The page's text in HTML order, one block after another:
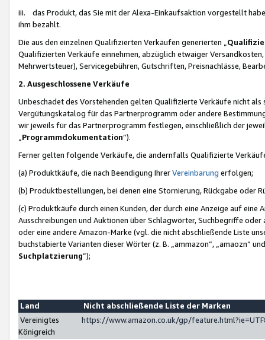
iii. das Produkt, das Sie mit der Alexa-Einkaufsaktion vorgestellt
ihm bezahlt.
Die aus den einzelnen Qualifizierten Verkäufen generierten „
Qualifizierten Verkäufe einnehmen, abzüglich etwaiger
Mehrwertsteuer), Servicegebühren, Gutschriften, Preisnachlässe,
2. Ausgeschlossene Verkäufe
Unbeschadet des Vorstehenden gelten Qualifizierte Verkäufe nicht
Vergütungskatalog für das Partnerprogramm oder andere
wir jeweils für das Partnerprogramm festlegen, einschließlich der
Programmdokumentation“).
Ferner gelten folgende Verkäufe, die andernfalls Qualifizierte
(a) Produktkäufe, die nach Beendigung IhrerVereinbarung erfolgen;
(b) Produktbestellungen, bei denen eine Stornierung, Rückgabe oder
(c) Produktkäufe durch einen Kunden, der durch eine Anzeige auf
Ausschreibungen und Auktionen über Schlagwörter, Suchbegriffe
oder eine andere Amazon-Marke (vgl. die nicht abschließende Liste
buchstabierte Varianten dieser Wörter (z. B. „ammazon“, „amaozn“
Suchplatzierung”);
Land
Nicht abschließende Liste der Marken
Vereinigtes
Königreich
https://www.amazon.co.uk/gp/